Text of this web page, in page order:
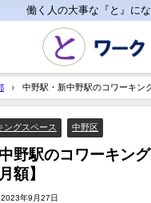
働く人の大事な『と』に
中野駅・新中野駅のコワーキン
ングスペース 中野区
野駅のコワーキン
額】
2023年9月27日